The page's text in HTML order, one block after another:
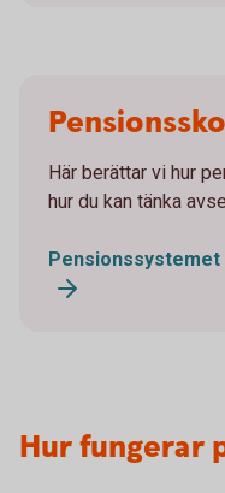
Här berättar vi hur
hur du kan tänka
Hur fungerar